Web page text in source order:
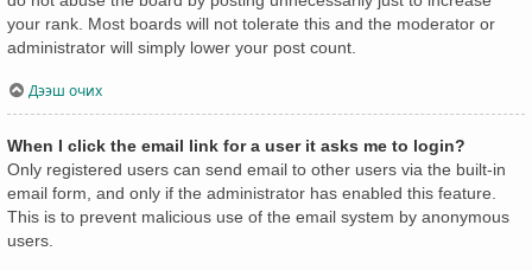
your rank. Most boards will not tolerate this and the moderator or
administrator will simply lower your post count.
Дээш очих
When I click the email link for a user it asks me to login?
Only registered users can send email to other users via the built-in
email form, and only if the administrator has enabled this feature.
This is to prevent malicious use of the email system by anonymous
users.